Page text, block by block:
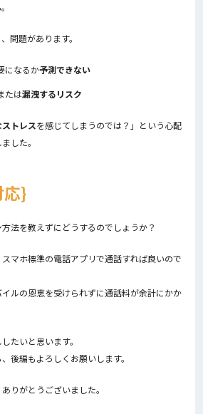
。
問題があります。
になるか予測できない
たは漏洩するリスク
トレスを感じてしまうのでは？」という心配
した。
法を教えずにどうするのでしょうか？
マホ標準の電話アプリで通話すれば良いので
ルの恩恵を受けられずに通話料が余計にかか
たいと思います。
後編もよろしくお願いします。
りがとうございました。